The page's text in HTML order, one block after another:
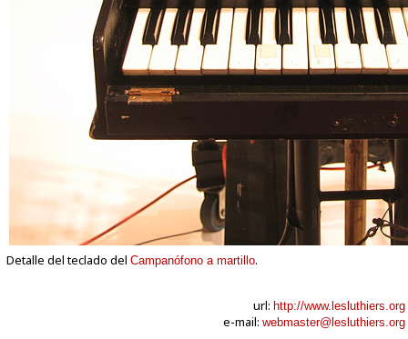
Detalle del teclado del Campanófono a martillo.
url: http://www.lesluthiers.org
e-mail: webmaster@lesluthiers.org